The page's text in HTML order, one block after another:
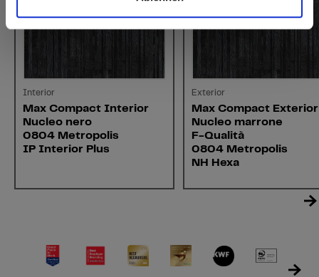
Interior
Max Compact Interior
Nucleo nero
0804 Metropolis
IP Interior Plus
Exterior
Max Compact Exterior
Nucleo marrone
F-Qualità
0804 Metropolis
NH Hexa